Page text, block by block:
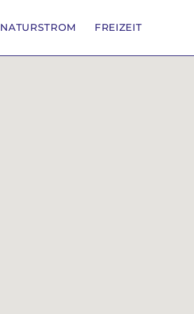
NATURSTROM FREIZEIT